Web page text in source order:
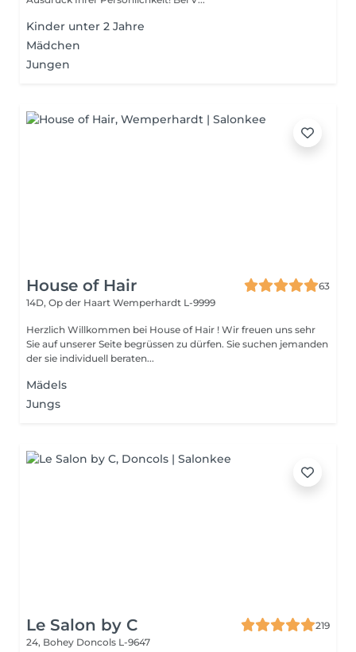
Kinder unter 2 Jahre
Mädchen
Jungen
House of Hair
63
14D, Op der Haart Wemperhardt L-9999
Herzlich Willkommen bei House of Hair ! Wir freuen uns sehr
Sie auf unserer Seite begrüssen zu dürfen. Sie suchen jemanden
der sie individuell beraten...
Mädels
Jungs
Le Salon by C
219
24, Bohey Doncols L-9647